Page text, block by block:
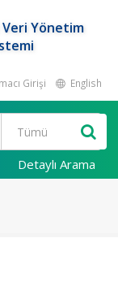
Yönetim
Girişi English
Detaylı Arama